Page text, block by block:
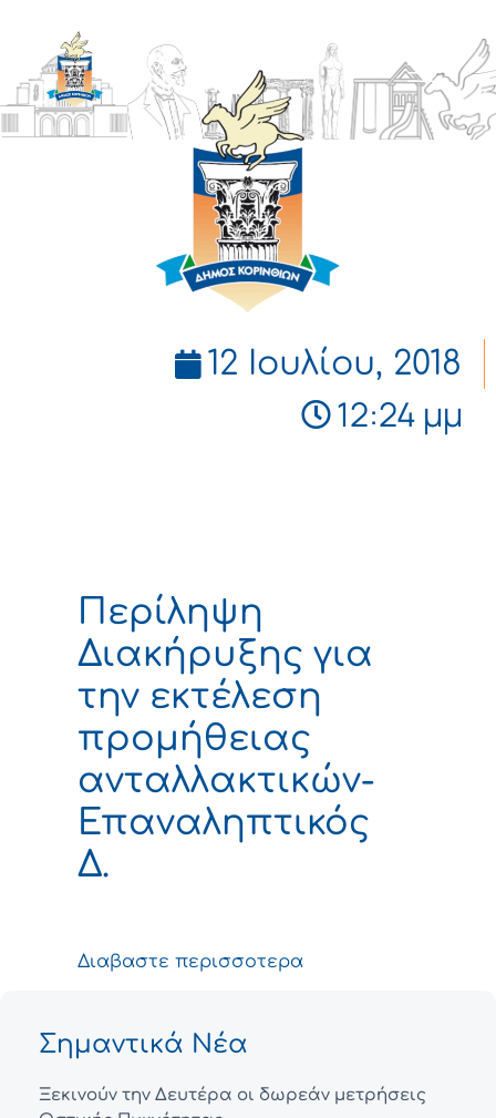
ΔΗΜΟΣ
ΚΟΡΙΝΘΙΩΝ
12 Ιουλίου, 2018
12:24 μμ
Περίληψη
Διακήρυξης για
την εκτέλεση
προμήθειας
ανταλλακτικών-
Επαναληπτικός
Δ.
Διαβαστε περισσοτερα
Σημαντικά Νέα
Ξεκινούν την Δευτέρα οι δωρεάν μετρήσεις